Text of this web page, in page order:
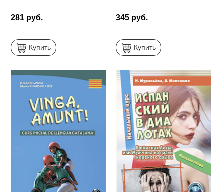
281 руб.
Купить
345 руб.
Купить